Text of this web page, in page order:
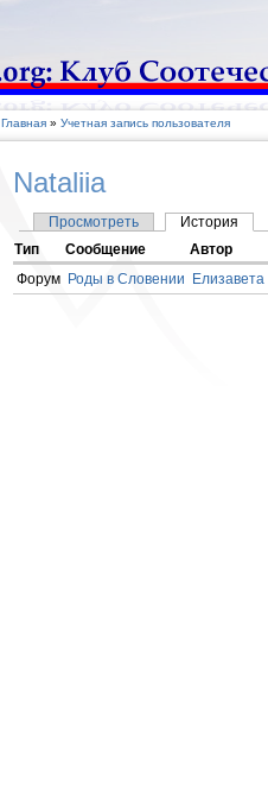
Главная » Учетная запись пользователя
Nataliia
Просмотреть
История
Тип
Сообщение Автор
Форум Роды в Словении Елизавета